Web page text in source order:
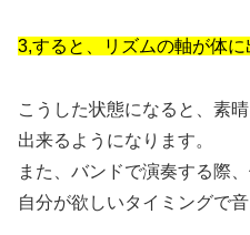
3,すると、リズムの軸が体に
こうした状態になると、素
出来るようになります。
また、バンドで演奏する際
自分が欲しいタイミングで